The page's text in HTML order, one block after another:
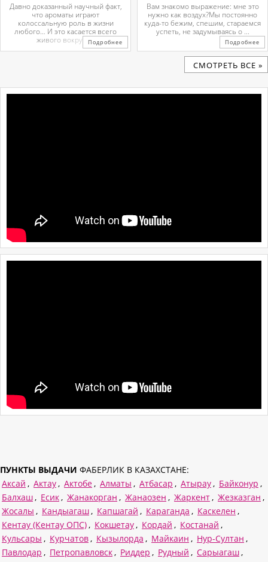
Давно доказанный научный факт,
что ароматы играют
колоссальную роль в жизни
любого… И это касается всего
живого вокруг. ...Подробнее
Вам знакомо выражение: мне это
нужно как воздух?Мы постоянно
куда-то бежим, спешим, стараемся
успеть, не задумываясь о ...
Подробнее
CМОТРЕТЬ ВСЕ »
ПУНКТЫ ВЫДАЧИ ФАБЕРЛИК В КАЗАХСТАНЕ:
Аксай , Актау , Актобе , Алматы , Атбасар , Атырау , Байконур ,
Балхаш , Есик , Жанакорган , Жанаозен , Жаркент , Жезказган ,
Жосалы , Кандыагаш , Капшагай , Караганда , Каскелен ,
Кентау (Кентау ОПС) , Кокшетау , Кордай , Костанай ,
Кульсары , Курчатов , Кызылорда , Майкаин , Нур-Султан ,
Павлодар , Петропавловск , Риддер , Рудный , Сарыагаш ,